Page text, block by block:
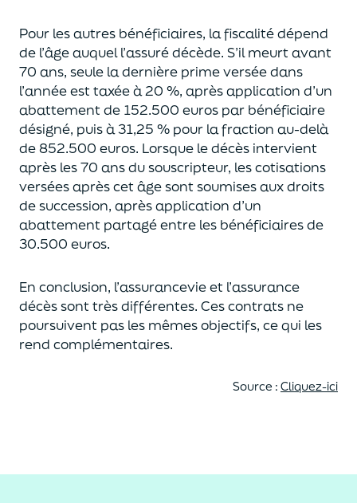
Pour les autres bénéficiaires, la fiscalité dépend
de l’âgeauquell’assuré décède. S’il meurt avant
70 ans, seule la dernière prime versée dans
l’année esttaxée à 20 %, après application d’un
abattement de 152.500 euros par bénéficiaire
désigné, puis à 31,25 % pour la fraction au-delà
de852.500 euros. Lorsque le décès intervient
après les 70 ans du souscripteur, les cotisations
versées après cet âge sont soumises aux droits
de succession, après application d’un
abattement partagé entre les bénéficiaires de
30.500 euros.
En conclusion, l’assurancevie et l’assurance
décès sont très différentes. Ces contrats ne
poursuivent pas les mêmes objectifs, ce qui les
rend complémentaires.
Source : Cliquez-ici